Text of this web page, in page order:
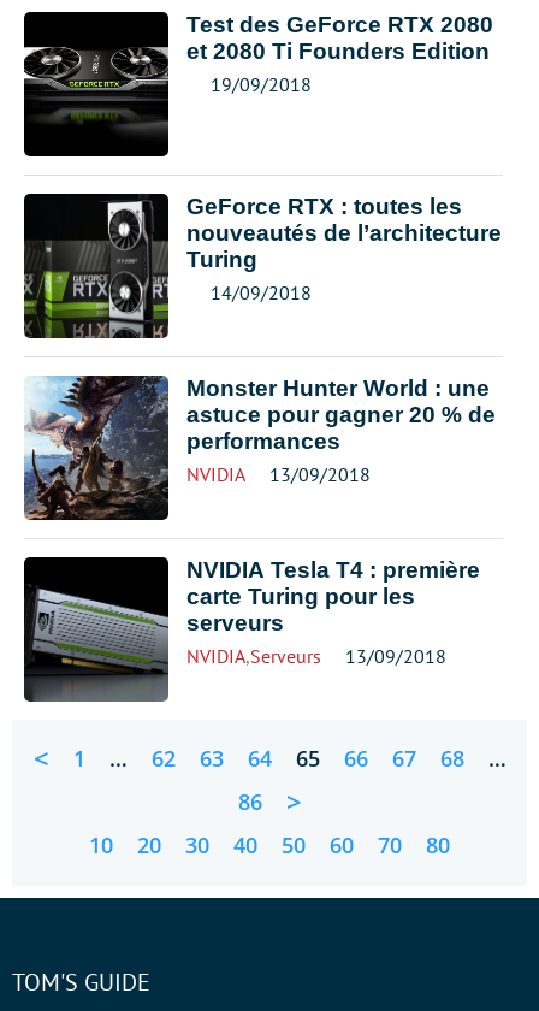
Test des GeForce RTX 2080
et 2080 Ti Founders Edition
19/09/2018
GeForce RTX : toutes les
nouveautés de l’architecture
Turing
14/09/2018
Monster Hunter World : une
astuce pour gagner 20 % de
performances
NVIDIA 13/09/2018
NVIDIA Tesla T4 : première
carte Turing pour les
serveurs
NVIDIA,Serveurs 13/09/2018
< 1 … 62 63 64 65 66 67 68
…
86
>
10 20 30 40 50 60 70 80
TOM'S GUIDE